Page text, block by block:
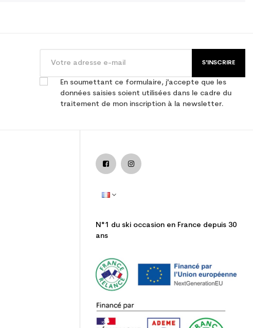
S'INSCRIRE
En soumettant ce formulaire, j'accepte que les
données saisies soient utilisées dans le cadre du
traitement de mon inscription à la newsletter.
N°1 du ski occasion en France depuis 30
ans